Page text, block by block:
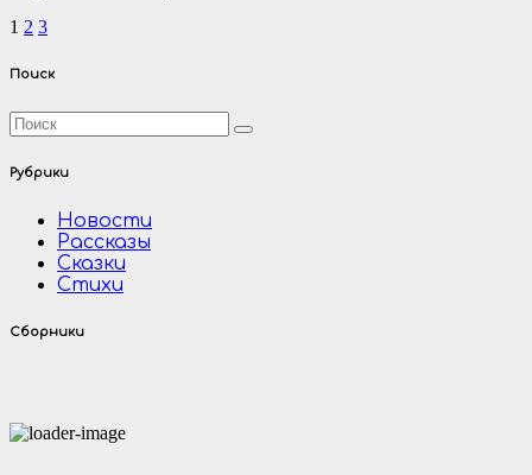
Пагинация
записей
1 2 3
Поиск
Рубрики
Новости
Рассказы
Сказки
Стихи
Сборники